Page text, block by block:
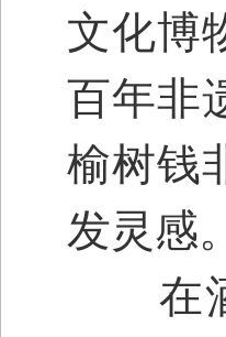
文化博
百年非
榆树钱
发灵感。
在酒